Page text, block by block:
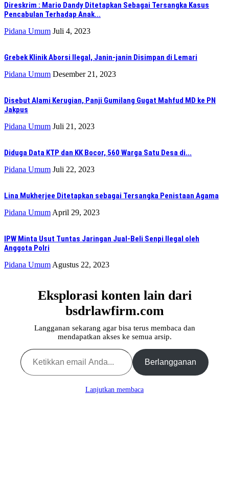
Direskrim : Mario Dandy Ditetapkan Sebagai Tersangka Kasus
Pencabulan Terhadap Anak...
Pidana Umum Juli 4, 2023
Grebek Klinik Aborsi Ilegal, Janin-janin Disimpan di Lemari
Pidana Umum Desember 21, 2023
Disebut Alami Kerugian, Panji Gumilang Gugat Mahfud MD ke PN
Jakpus
Pidana Umum Juli 21, 2023
Diduga Data KTP dan KK Bocor, 560 Warga Satu Desa di...
Pidana Umum Juli 22, 2023
Lina Mukherjee Ditetapkan sebagai Tersangka Penistaan Agama
Pidana Umum April 29, 2023
IPW Minta Usut Tuntas Jaringan Jual-Beli Senpi Ilegal oleh
Anggota Polri
Pidana Umum Agustus 22, 2023
Eksplorasi konten lain dari
bsdrlawfirm.com
Langganan sekarang agar bisa terus membaca dan
mendapatkan akses ke semua arsip.
Ketikkan email Anda...
Berlangganan
Lanjutkan membaca